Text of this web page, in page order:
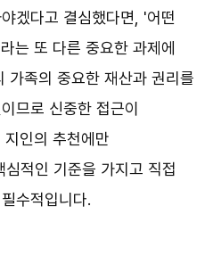
겠다고 결심했다면, '어떤
는 또 다른 중요한 과제에
가족의 중요한 재산과 권리를
므로 신중한 접근이
인의 추천에만
적인 기준을 가지고 직접
수적입니다.